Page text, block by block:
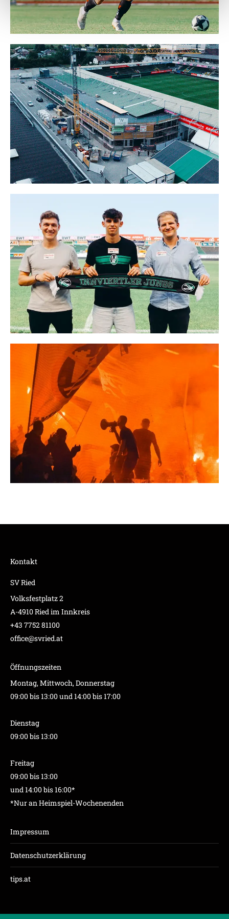
Weitere Details, insbesondere zu Speicherdauer und
Empfänger entnehmen Sie unserer
Datenschutzerklärung.
Kontakt
SV Ried
Volksfestplatz 2
A-4910 Ried im Innkreis
+43 7752 81100
office@svried.at
Öffnungszeiten
Montag, Mittwoch, Donnerstag
09:00 bis 13:00 und 14:00 bis 17:00
Dienstag
09:00 bis 13:00
Freitag
09:00 bis 13:00
und 14:00 bis 16:00*
*Nur an Heimspiel-Wochenenden
Impressum
Datenschutzerklärung
tips.at